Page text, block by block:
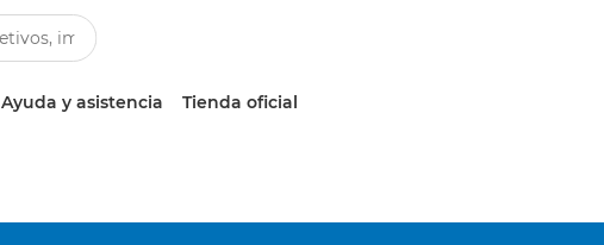
Ayuda y asistencia Tienda oficial